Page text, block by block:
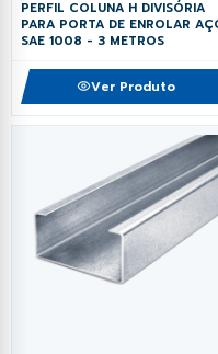
PERFIL COLUNA H DIVISÓRIA
PARA PORTA DE ENROLAR
SAE 1008 - 3 METROS
Ver Produto